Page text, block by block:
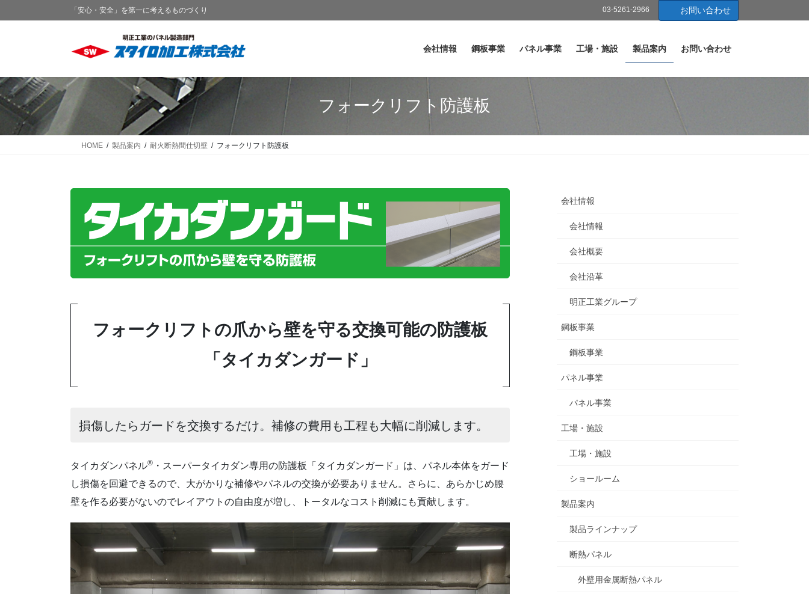
ン
に
移
動
ビ
ョ
ン
に
動
「安心・安全」を第一に考えるものづくり 03-5261-2966 お問い合わせ
会社情報 鋼板事業 パネル事業 工場・施設 製品案内 お問い合わせ
フォークリフト防護板
HOME 製品案内 耐火断熱間仕切壁 フォークリフト防護板
フォークリフトの爪から壁を守る交換可能の防護板
「タイカダンガード」
損傷したらガードを交換するだけ。補修の費用も工程も大幅に削減します。
タイカダンパネル® ・スーパータイカダン専用の防護板「タイカダンガード」は、パネル本体をガード
し損傷を回避できるので、大がかりな補修やパネルの交換が必要ありません。さらに、あらかじめ腰
壁を作る必要がないのでレイアウトの自由度が増し、トータルなコスト削減にも貢献します。
会社情報
会社情報
会社概要
会社沿革
明正工業グループ
鋼板事業
鋼板事業
パネル事業
パネル事業
工場・施設
工場・施設
ショールーム
製品案内
製品ラインナップ
断熱パネル
外壁用金属断熱パネル